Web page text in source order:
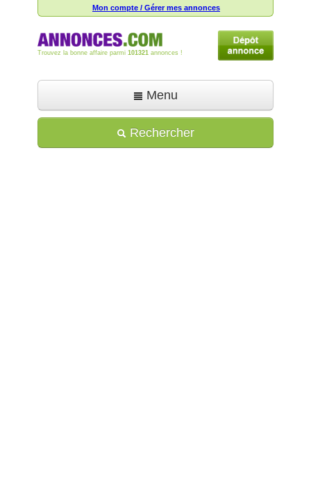
Mon compte / Gérer mes annonces
Trouvez la bonne affaire parmi 101321 annonces !
Menu
Déposer une annonce
Rechercher